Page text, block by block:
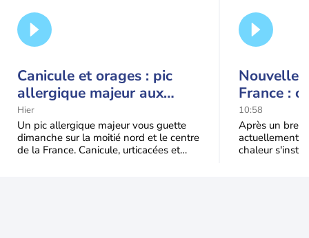
Canicule et orages : pic
allergique majeur aux
urticacées sur la moitié
nord
Hier
Un pic allergique majeur vous guette
dimanche sur la moitié nord et le centre
de la France. Canicule, urticacées et
Nouvelle
France :
10:58
Après un bref
actuellement,
chaleur